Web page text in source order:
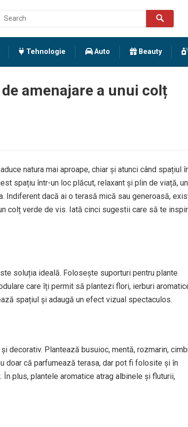
Tehnologie Auto Beauty
amenajare a unui colț
natura mai aproape, chiar și atunci când spațiul
spațiu într-un loc plăcut, relaxant și plin de viață,
Indiferent dacă ai o terasă mică sau generoasă,
colț verde de vis. Iată cinci sugestii care să te
soluția ideală. Folosește suporturi pentru plante
care îți permit să plantezi flori, ierburi
spațiul și adaugă un efect vizual spectaculos.
decorativ. Plantează busuioc, mentă, rozmarin,
doar că parfumează terasa, dar pot fi folosite și în
plus, plantele aromatice atrag albinele și fluturii,